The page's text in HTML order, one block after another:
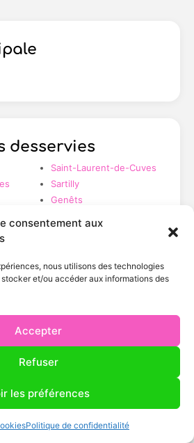
consentement aux
nous utilisons des technologies
et/ou accéder aux informations des
Accepter
Refuser
les préférences
Politique de confidentialité
desservies
Saint-Laurent-de-Cuves
Sartilly
Genêts
de Tirepied-sur-Sée